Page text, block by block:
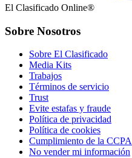
El Clasificado Online®
Sobre Nosotros
Sobre El Clasificado
Media Kits
Trabajos
Términos de servicio
Trust
Evite estafas y fraude
Política de privacidad
Política de cookies
Cumplimiento de la CCPA
No vender mi información